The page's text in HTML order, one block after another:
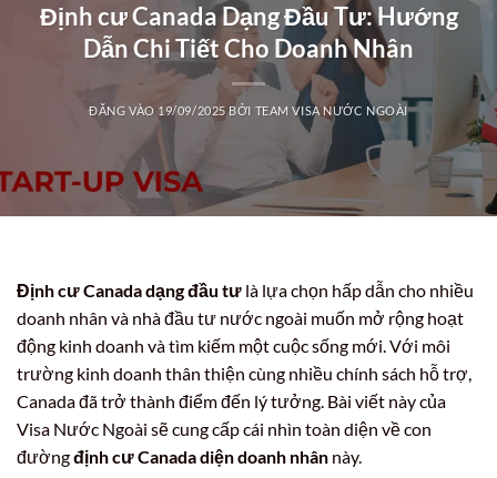
Định cư Canada Dạng Đầu Tư: Hướng
Dẫn Chi Tiết Cho Doanh Nhân
ĐĂNG VÀO 19/09/2025 BỞI TEAM VISA NƯỚC NGOÀI
Định cư Canada dạng đầu tư là lựa chọn hấp dẫn cho nhiều
doanh nhân và nhà đầu tư nước ngoài muốn mở rộng hoạt
động kinh doanh và tìm kiếm một cuộc sống mới. Với môi
trường kinh doanh thân thiện cùng nhiều chính sách hỗ trợ,
Canada đã trở thành điểm đến lý tưởng. Bài viết này của
Visa Nước Ngoài sẽ cung cấp cái nhìn toàn diện về con
đườngđịnh cư Canada diện doanh nhân này.